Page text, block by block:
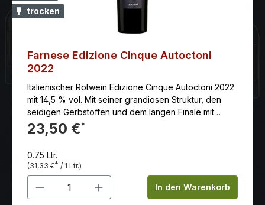
trocken
Farnese Edizione Cinque Autoctoni
2022
Italienischer Rotwein Edizione Cinque Autoctoni 2022
mit 14,5 % vol. Mit seiner grandiosen Struktur, den
seidigen Gerbstoffen und dem langen Finale mit
Noten von Vanille, Schokolade und Kräuter ist der
Farnese Edizione Cinque Autoctoni ein Beweis dafür,
autochthonen Rebsorten hervorbringen kann. Land:
Italien Anbaugebiet: Abruzzen Erzeuger: Farnese Vini
Rebsorten: Montepulciano, Primitivo, Malvasia Rossa,
Sangiovese, Negroamaro Farbe: rot Reifegrad:
23,50 €*
0.75 Ltr.
(31,33 €* / 1 Ltr.)
Produkt Anzahl: Gib denIn den Warenkorb